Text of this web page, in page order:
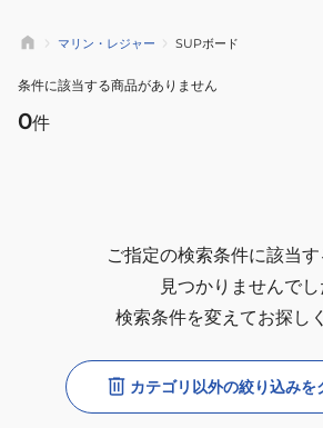
マリン・レジャー SUPボード
条件に該当する商品がありません
0件
ご指定の検索条件に該当
見つかりませんでし
検索条件を変えてお探し
カテゴリ以外の絞り込みを